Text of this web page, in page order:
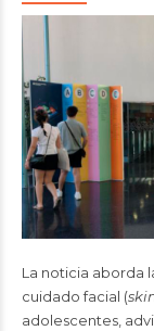
La noticia aborda
cuidado facial (
adolescentes,